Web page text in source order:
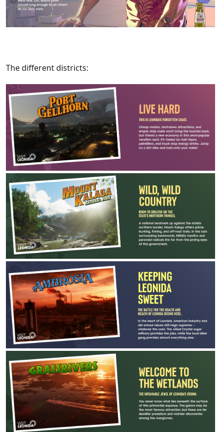
The different districts: